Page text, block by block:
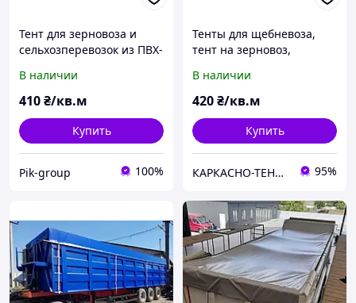
Тент для зерновоза и
сельхозперевозок из ПВХ-
В наличии
410₴/кв.м
Купить
Pik-group 100%
Тенты для щебневоза,
тент на зерновоз,
зерновоза
В наличии
420₴/кв.м
Купить
КАРКАСНО-ТЕНТОВЫЕ КОНСТРУКЦИИ, АВТОТЕНТЫ, ТЕХНИЧЕСКИЕ НАКРЫТИЯ 95%